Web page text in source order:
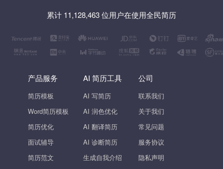
累计 11,128,463 位用户在使用全民简历
产品服务
简历模板
Word简历模板
简历优化
面试辅导
简历范文
AI 简历工具
AI 写简历
AI 润色优化
AI 翻译简历
AI 诊断简历
生成自我介绍
公司
联系我们
关于我们
常见问题
服务协议
隐私声明